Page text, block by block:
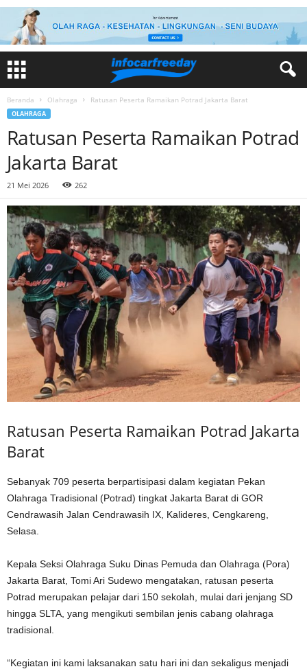
Beranda Olahraga Ratusan Peserta Ramaikan Potrad Jakarta Barat
OLAHRAGA
Ratusan Peserta Ramaikan Potrad
Jakarta Barat
21 Mei 2026 262
Ratusan Peserta Ramaikan Potrad Jakarta
Barat
Sebanyak 709 peserta berpartisipasi dalam kegiatan Pekan
Olahraga Tradisional (Potrad) tingkat Jakarta Barat di GOR
Cendrawasih Jalan Cendrawasih IX, Kalideres, Cengkareng,
Selasa.
Kepala Seksi Olahraga Suku Dinas Pemuda dan Olahraga (Pora)
Jakarta Barat, Tomi Ari Sudewo mengatakan, ratusan peserta
Potrad merupakan pelajar dari 150 sekolah, mulai dari jenjang SD
hingga SLTA, yang mengikuti sembilan jenis cabang olahraga
tradisional.
“Kegiatan ini kami laksanakan satu hari ini dan sekaligus menjadi